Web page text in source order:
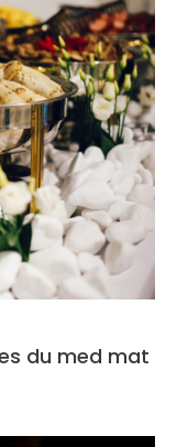
du med mat